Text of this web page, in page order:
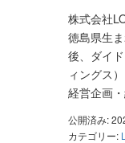
株式会社
徳島県生
後、ダイ
ィングス
経営企画
公開済み:
カテゴリー: